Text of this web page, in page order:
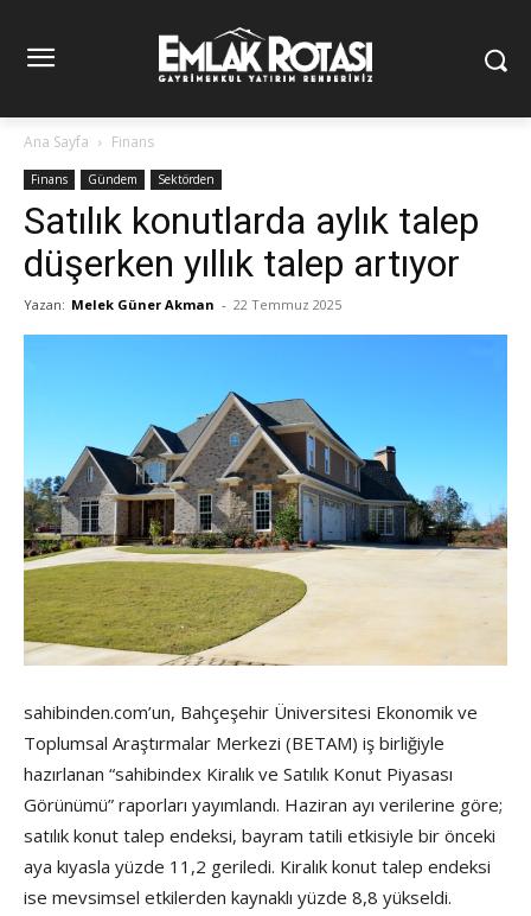
Ana Sayfa Finans
Finans Gündem Sektörden
Satılık konutlarda aylık talep
düşerken yıllık talep artıyor
Yazan: Melek Güner Akman - 22 Temmuz 2025
sahibinden.com’un, Bahçeşehir Üniversitesi Ekonomik ve
Toplumsal Araştırmalar Merkezi (BETAM) iş birliğiyle
hazırlanan “sahibindex Kiralık ve Satılık Konut Piyasası
Görünümü” raporları yayımlandı. Haziran ayı verilerine göre;
satılık konut talep endeksi, bayram tatili etkisiyle bir önceki
aya kıyasla yüzde 11,2 geriledi. Kiralık konut talep endeksi
ise mevsimsel etkilerden kaynaklı yüzde 8,8 yükseldi.